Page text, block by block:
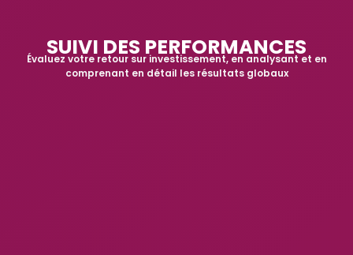
SUIVI DES PERFORMANCES
Évaluez votre retour sur investissement, en analysant et en
comprenant en détail les résultats globaux